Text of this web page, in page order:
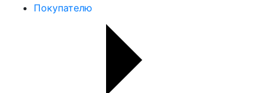
Покупателю